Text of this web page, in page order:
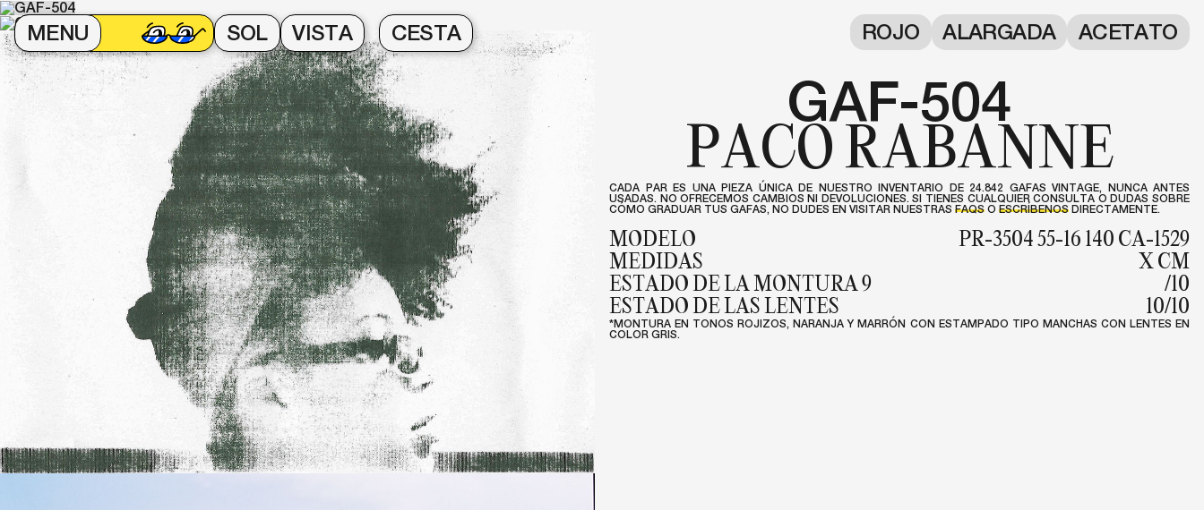
MENU SOL VISTA CESTA ROJO ALARGADA ACETATO
GAF-504
PACO RABANNE
CADA PAR ES UNA PIEZA ÚNICA DE NUESTRO INVENTARIO DE 24.842 GAFAS VINTAGE, NUNCA ANTES
USADAS. NO OFRECEMOS CAMBIOS NI DEVOLUCIONES. SI TIENES CUALQUIER CONSULTA O DUDAS SOBRE
CÓMO GRADUAR TUS GAFAS, NO DUDES EN VISITAR NUESTRAS FAQS O ESCRÍBENOS DIRECTAMENTE.
MODELO
PR-3504 55-16 140 CA-1529
MEDIDAS
X CM
ESTADO DE LA MONTURA 9
/10
ESTADO DE LAS LENTES
10/10
*MONTURA EN TONOS ROJIZOS, NARANJA Y MARRÓN CON ESTAMPADO TIPO MANCHAS CON LENTES EN
COLOR GRIS.